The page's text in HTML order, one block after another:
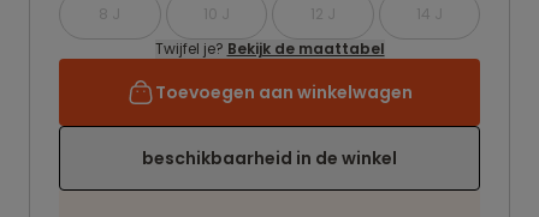
8 J 10 J 12 J
14 J
Twijfel je? Bekijk de maattabel
Toevoegen aan winkelwagen
beschikbaarheid in de winkel